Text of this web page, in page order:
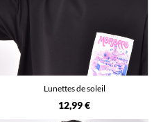
Lunettes de soleil
12,99 €